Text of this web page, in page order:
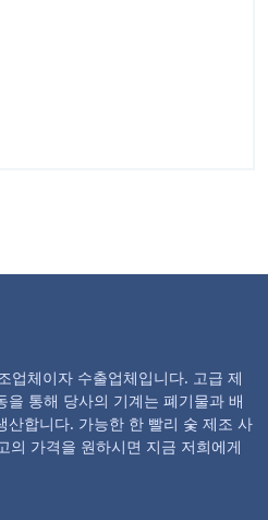
업체이자 수출업체입니다. 고급 제
통해 당사의 기계는 폐기물과 배
산합니다. 가능한 한 빨리 숯 제조 사
의 가격을 원하시면 지금 저희에게